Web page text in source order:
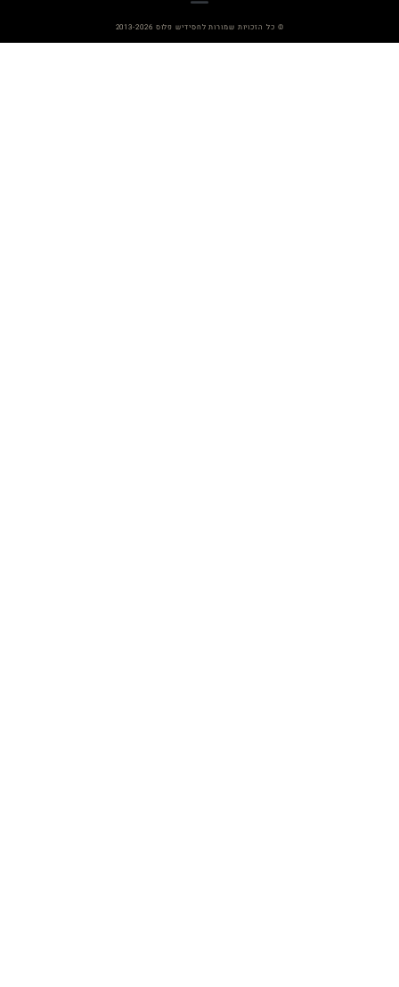
© כל הזכויות שמורות לחסידיש פלוס 2013-2026